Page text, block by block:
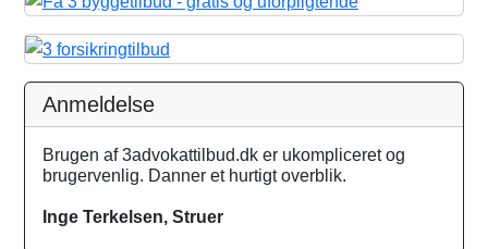
Anmeldelse
Brugen af 3advokattilbud.dk er ukompliceret og
brugervenlig. Danner et hurtigt overblik.
Inge Terkelsen, Struer